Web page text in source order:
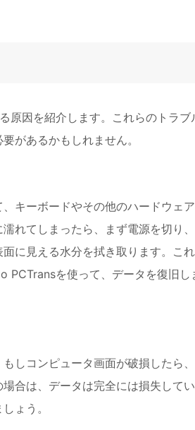
原因を紹介します。これらのトラブ
があるかもしれません。
キーボードやその他のハードウェ
れてしまったら、まず電源を切り
に見える水分を拭き取ります。こ
PCTransを使って、データを復旧し
しコンピュータ画面が破損したら、
合は、データは完全には損失してい
ょう。